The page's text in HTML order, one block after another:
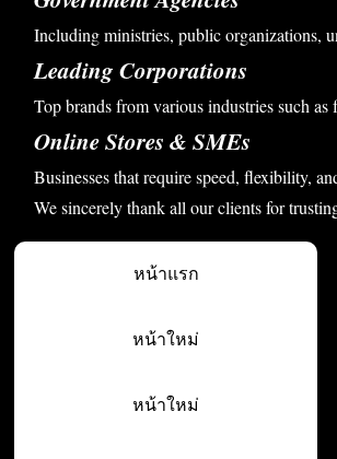
Including ministries, public organizations,
Leading Corporations
Top brands from various industries such
Online Stores & SMEs
Businesses that require speed, flexibility,
We sincerely thank all our clients for
หน้าแรก
หน้าใหม่
หน้าใหม่